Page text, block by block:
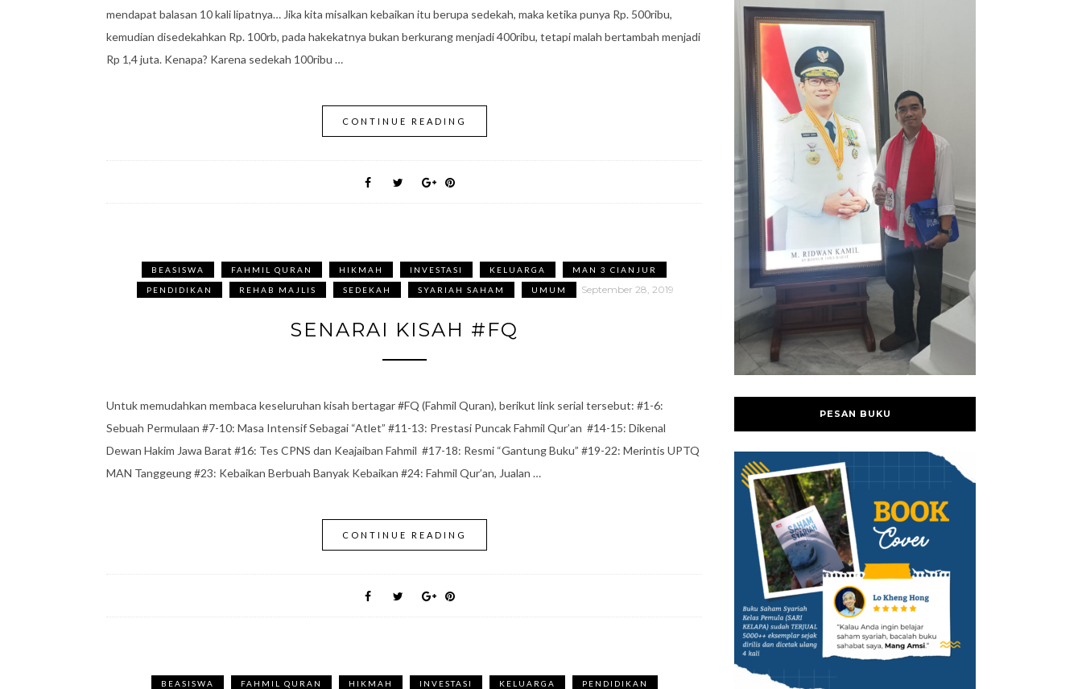
mendapat balasan 10 kali lipatnya… Jika kita misalkan kebaikan itu berupa sedekah, maka ketika punya Rp. 500ribu,
kemudian disedekahkan Rp. 100rb, pada hakekatnya bukan berkurang menjadi 400ribu, tetapi malah bertambah menjadi
Rp 1,4 juta. Kenapa? Karena sedekah 100ribu …
CONTINUE READING
BEASISWA FAHMIL QURAN HIKMAH INVESTASI KELUARGA MAN 3 CIANJUR
PENDIDIKAN REHAB MAJLIS SEDEKAH SYARIAH SAHAM UMUM September 28, 2019
SENARAI KISAH #FQ
Untuk memudahkan membaca keseluruhan kisah bertagar #FQ (Fahmil Quran), berikut link serial tersebut: #1-6:
Sebuah Permulaan #7-10: Masa Intensif Sebagai “Atlet” #11-13: Prestasi Puncak Fahmil Qur’an #14-15: Dikenal
Dewan Hakim Jawa Barat #16: Tes CPNS dan Keajaiban Fahmil #17-18: Resmi “Gantung Buku” #19-22: Merintis UPTQ
MAN Tanggeung #23: Kebaikan Berbuah Banyak Kebaikan #24: Fahmil Qur’an, Jualan …
CONTINUE READING
BEASISWA FAHMIL QURAN HIKMAH INVESTASI KELUARGA PENDIDIKAN
PESAN BUKU